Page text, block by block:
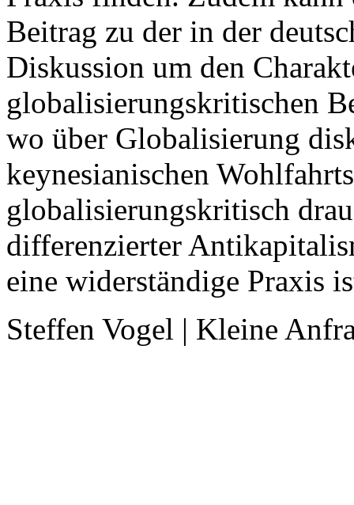
Beitrag zu der in der
Diskussion um den
globalisierungskritischen
wo über Globalisierung
keynesianischen
globalisierungskritisch
differenzierter
eine widerständige Praxis
Steffen Vogel | Kleine